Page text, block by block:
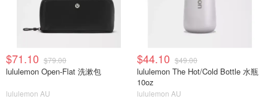
$71.10 $79.00
lululemon Open-Flat 洗漱包
lululemon AU
$44.10 $49.00
lululemon The Hot/Cold Bottle 水瓶
10oz
lululemon AU